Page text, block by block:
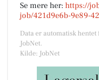
Se mere her: https://
job/421d9e6b-9e89-
Data er automatisk
JobNet.
Kilde: JobNet